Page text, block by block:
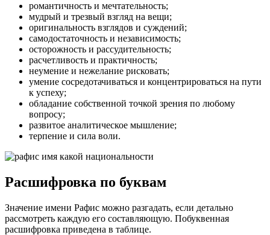
романтичность и мечтательность;
мудрый и трезвый взгляд на вещи;
оригинальность взглядов и суждений;
самодостаточность и независимость;
осторожность и рассудительность;
расчетливость и практичность;
неумение и нежелание рисковать;
умение сосредотачиваться и концентрироваться на пути
к успеху;
обладание собственной точкой зрения по любому
вопросу;
развитое аналитическое мышление;
терпение и сила воли.
Расшифровка по буквам
Значение имени Рафис можно разгадать, если детально
рассмотреть каждую его составляющую. Побуквенная
расшифровка приведена в таблице.